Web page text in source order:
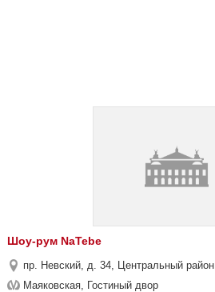
Шоу-рум NaTebe
пр. Невский, д. 34, Центральный район
Маяковская, Гостиный двор